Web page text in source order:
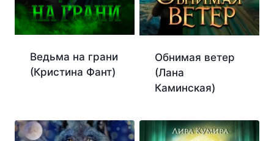
Ведьма на грани
(Кристина Фант)
Обнимая ветер
(Лана
Каминская)